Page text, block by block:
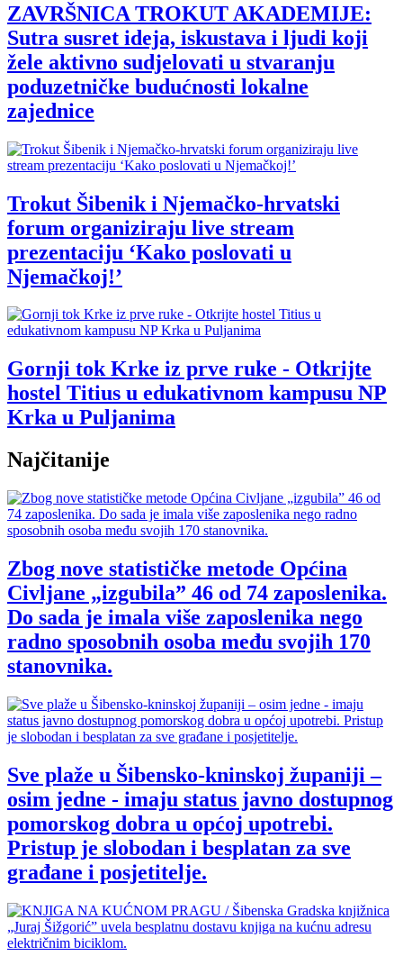
ZAVRŠNICA TROKUT AKADEMIJE:
Sutra susret ideja, iskustava i ljudi koji
žele aktivno sudjelovati u stvaranju
poduzetničke budućnosti lokalne
zajednice
Trokut Šibenik i Njemačko-hrvatski
forum organiziraju live stream
prezentaciju ‘Kako poslovati u
Njemačkoj!’
Gornji tok Krke iz prve ruke - Otkrijte
hostel Titius u edukativnom kampusu NP
Krka u Puljanima
Najčitanije
Zbog nove statističke metode Općina
Civljane „izgubila” 46 od 74 zaposlenika.
Do sada je imala više zaposlenika nego
radno sposobnih osoba među svojih 170
stanovnika.
Sve plaže u Šibensko-kninskoj županiji –
osim jedne - imaju status javno dostupnog
pomorskog dobra u općoj upotrebi.
Pristup je slobodan i besplatan za sve
građane i posjetitelje.